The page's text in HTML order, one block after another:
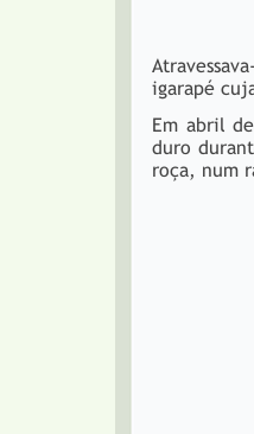
igarapé
Em abril
duro
roça, num